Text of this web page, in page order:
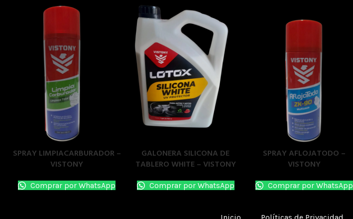
SPRAY LIMPIACARBURADOR –
VISTONY
Comprar por WhatsApp
GALONERA SILICONA DE
TABLERO WHITE – VISTONY
Comprar por WhatsApp
SPRAY AFLOJATODO –
VISTONY
Comprar por WhatsApp